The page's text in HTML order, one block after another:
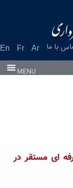
En Fr Ar با ما
MENU
ای مستقر در